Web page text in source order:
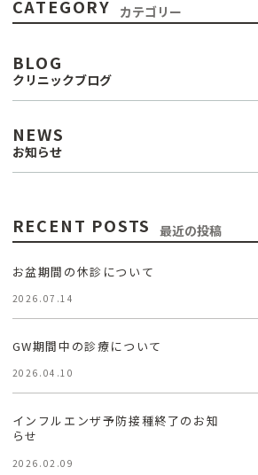
CATEGORY カテゴリー
BLOG
クリニックブログ
NEWS
お知らせ
RECENT POSTS 最近の投稿
お盆期間の休診について
2026.07.14
GW期間中の診療について
2026.04.10
インフルエンザ予防接種終了のお知
らせ
2026.02.09